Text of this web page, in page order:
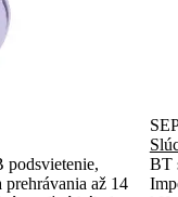
až 14
kábel,